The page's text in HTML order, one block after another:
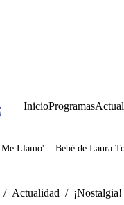
InicioProgramas
Llamo' Bebé de Laura
/ Actualidad /